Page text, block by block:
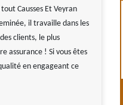
Causses Et Veyran
il travaille dans les
clients, le plus
assurance ! Si vous êtes
en engageant ce